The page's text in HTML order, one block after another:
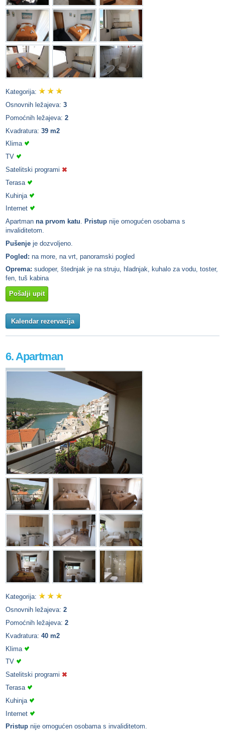
Kategorija:
Osnovnih ležajeva: 3
Pomoćnih ležajeva: 2
Kvadratura: 39 m2
Klima
TV
Satelitski programi
Terasa
Kuhinja
Internet
Apartman na prvom katu. Pristup nije omogućen osobama s
invaliditetom.
Pušenje je dozvoljeno.
Pogled: na more, na vrt, panoramski pogled
Oprema: sudoper, štednjak je na struju, hladnjak, kuhalo za vodu, toster,
fen, tuš kabina
Pošalji upit
Kalendar rezervacija
6. Apartman
Kategorija:
Osnovnih ležajeva: 2
Pomoćnih ležajeva: 2
Kvadratura: 40 m2
Klima
TV
Satelitski programi
Terasa
Kuhinja
Internet
Pristup nije omogućen osobama s invaliditetom.